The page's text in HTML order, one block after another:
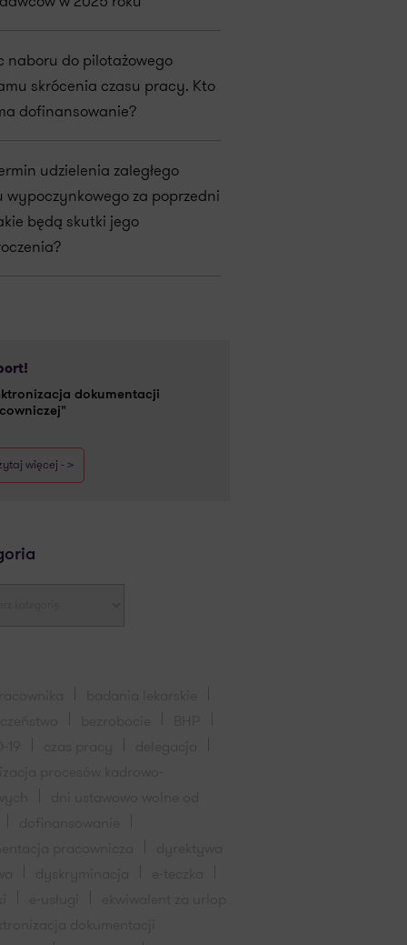
naboru do pilotażowego
skrócenia czasu pracy. Kto
dofinansowanie?
udzielenia zaległego
wypoczynkowego za poprzedni
będą skutki jego
dokumentacji
więcej - >